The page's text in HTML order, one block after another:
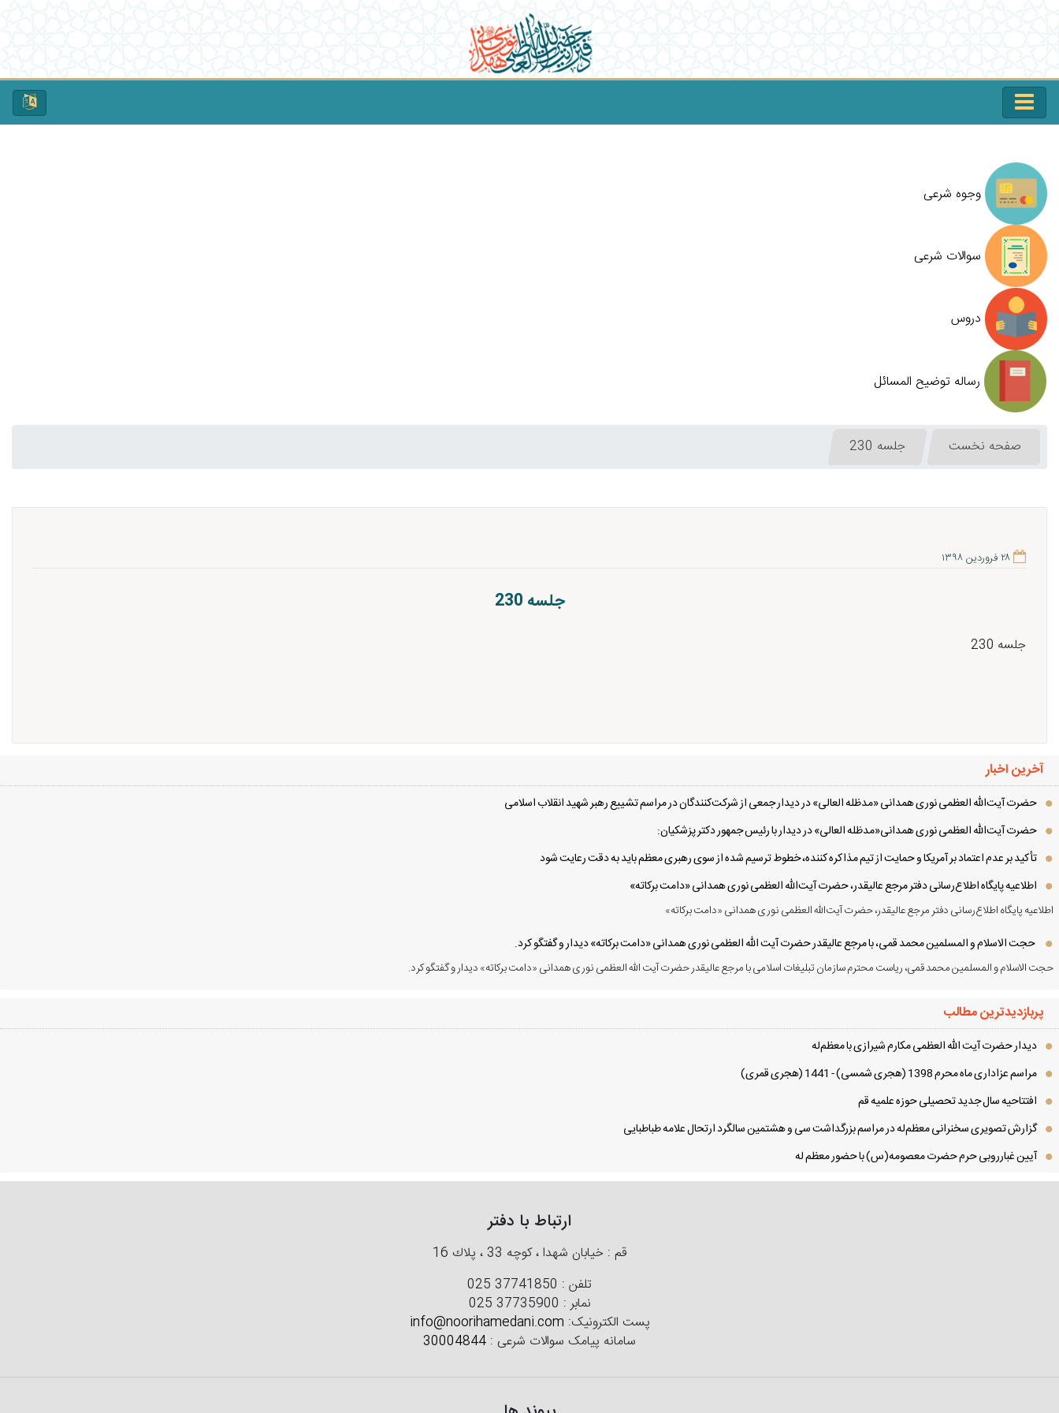
وجوه شرعی
سوالات شرعی
دروس
رساله توضیح المسائل
صفحه نخست جلسه 230
۲۸ فروردین ۱۳۹۸
جلسه 230
جلسه 230
آخرین اخبار
حضرت آیت‌الله العظمی نوری همدانی «مدظله العالی» در دیدار جمعی از شرکت‌کنندگان در مراسم تشییع رهبر شهید انقلاب اسلامی
حضرت آیت‌الله العظمی نوری همدانی«مدظله العالی» در دیدار با رئیس جمهور دکتر پزشکیان:
تأکید بر عدم اعتماد بر آمریکا و حمایت از تیم مذاکره کننده، خطوط ترسیم شده از سوی رهبری معظم باید به دقت رعایت شود
اطلاعیه پایگاه اطلاع‌رسانی دفتر مرجع عالیقدر، حضرت آیت‌الله العظمی نوری همدانی «دامت برکاته»
اطلاعیه پایگاه اطلاع‌رسانی دفتر مرجع عالیقدر، حضرت آیت‌الله العظمی نوری همدانی «دامت برکاته»
حجت الاسلام و المسلمین محمد قمی، با مرجع عالیقدر حضرت آیت الله العظمی نوری همدانی «دامت برکاته» دیدار و گفتگو کرد.
حجت الاسلام و المسلمین محمد قمی، ریاست محترم سازمان تبلیغات اسلامی با مرجع عالیقدر حضرت آیت الله العظمی نوری همدانی «دامت برکاته» دیدار و گفتگو کرد.
پربازدیدترین مطالب
دیدار حضرت آیت الله العظمی مكارم شیرازی با معظم‌له
مراسم عزاداری ماه محرم 1398 (هجری شمسی) - 1441 (هجری قمری)
افتتاحیه سال جدید تحصیلی حوزه علمیه قم
گزارش تصویری سخنرانی معظم‌له در مراسم بزرگداشت سی و هشتمین سالگرد ارتحال علامه طباطبایی
آیین غبارروبی حرم حضرت معصومه(س) با حضور معظم له
ارتباط با دفتر
قم : خیابان شهدا ، كوچه 33 ، پلاك 16
تلفن : 025 37741850
نمابر : 025 37735900
پست الکترونیک: info@noorihamedani.com
سامانه پیامک سوالات شرعی : 30004844